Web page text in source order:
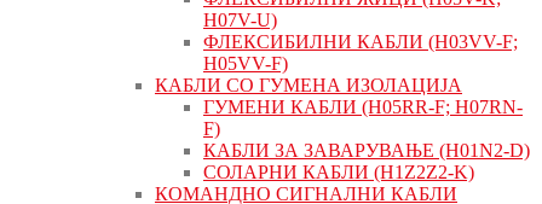
H07V-U)
ФЛЕКСИБИЛНИ КАБЛИ (H03VV-F;
H05VV-F)
КАБЛИ СО ГУМЕНА ИЗОЛАЦИЈА
ГУМЕНИ КАБЛИ (H05RR-F; H07RN-
F)
КАБЛИ ЗА ЗАВАРУВАЊЕ (H01N2-D)
СОЛАРНИ КАБЛИ (H1Z2Z2-K)
КОМАНДНО СИГНАЛНИ КАБЛИ